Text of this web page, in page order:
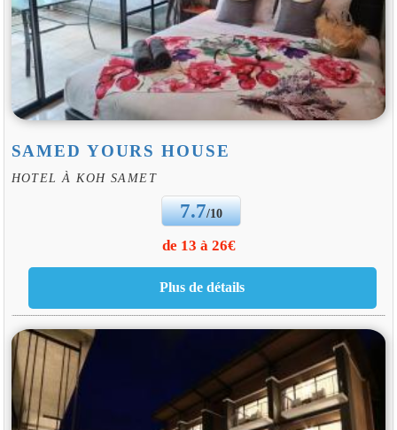
SAMED YOURS HOUSE
HOTEL À KOH SAMET
7.7/10
de 13 à 26€